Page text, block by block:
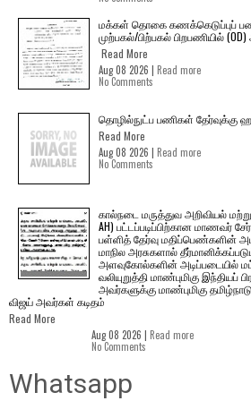
மக்கள் தொகை கணக்கெடுப்புப்
முற்பகல்/பிற்பகல் பிறபணியில் (OD)
Read More
Aug 08 2026 | Read more
No Comments
தொழில்நுட்ப பணிகள் தேர்வுக்கு
Read More
Aug 08 2026 | Read more
No Comments
கால்நடை மருத்துவ அறிவியல்
AH) பட்டப்படிப்பிற்கான மாணவர்
பள்ளித் தேர்வு மதிப்பெண்களின்
மாநில அரசுகளால்
அளவுகோல்களின் அடிப்படையில்
வலியுறுத்தி மாண்புமிகு இந்தியப்
அவர்களுக்கு மாண்புமிகு
விஜய் அவர்கள் கடிதம்
Read More
Aug 08 2026 | Read more
No Comments
Whatsapp